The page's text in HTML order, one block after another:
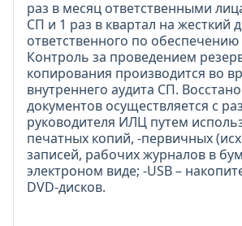
раз в месяц ответственными
СП и 1 раз в квартал на жесткий
ответственного по обеспечению
Контроль за проведением
копирования производится во
внутреннего аудита СП.
документов осуществляется с
руководителя ИЛЦ путем
печатных копий, -первичных
записей, рабочих журналов в
электроном виде; -USB –
DVD-дисков.